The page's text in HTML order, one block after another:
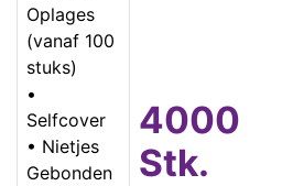
Oplages
(vanaf 100
stuks)
•
Selfcover
• Nietjes
Gebonden
4000
Stk.